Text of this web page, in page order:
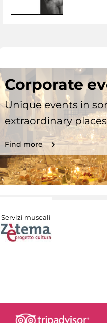
Corporate
Unique events in
extraordinary
Find more
Servizi museali